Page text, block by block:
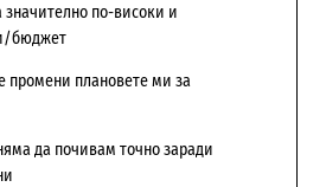
значително по-високи и
бюджет
промени плановете ми за
да почивам точно заради